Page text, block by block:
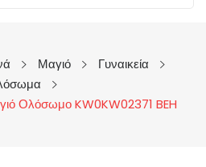
Μαγιό
Γυναικεία
Ολόσωμο KW0KW02371 BEH